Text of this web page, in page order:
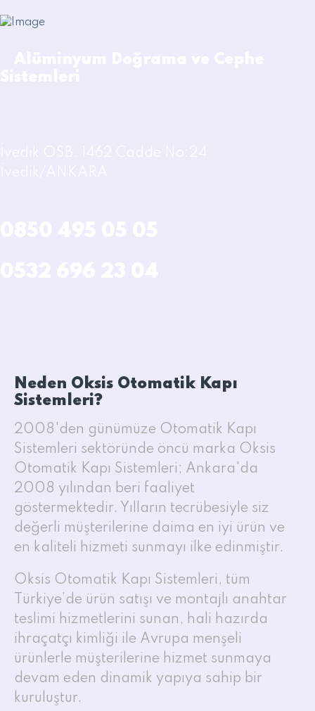
Neden Oksis Otomatik Kapı
Sistemleri?
2008'den günümüze Otomatik Kapı
Sistemleri sektöründe öncü marka Oksis
Otomatik Kapı Sistemleri; Ankara'da
2008 yılından beri faaliyet
göstermektedir. Yılların tecrübesiyle siz
değerli müşterilerine daima en iyi ürün ve
en kaliteli hizmeti sunmayı ilke edinmiştir.
Oksis Otomatik Kapı Sistemleri, tüm
Türkiye’de ürün satışı ve montajlı anahtar
teslimi hizmetlerini sunan, hali hazırda
ihraçatçı kimliği ile Avrupa menşeli
ürünlerle müşterilerine hizmet sunmaya
devam eden dinamik yapıya sahip bir
kuruluştur.